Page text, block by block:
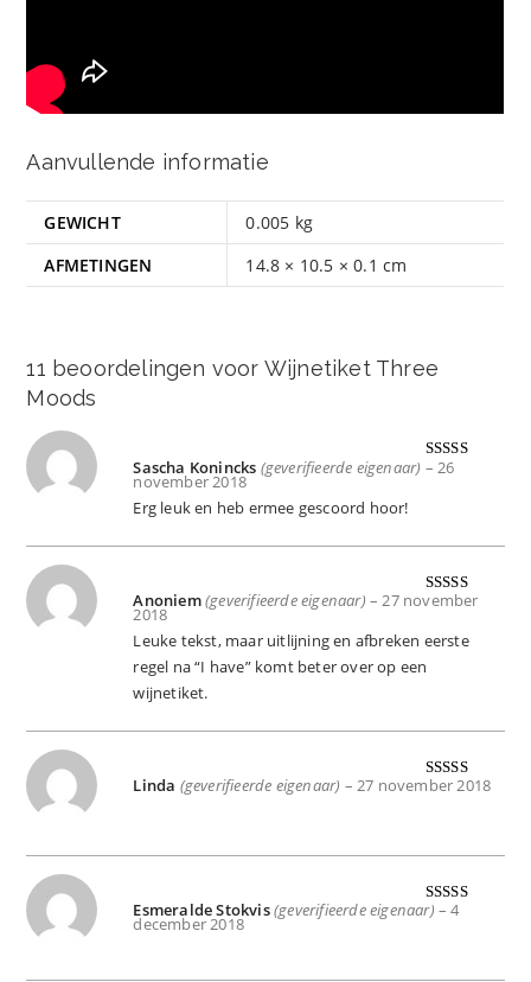
Aanvullende informatie
GEWICHT
0.005 kg
AFMETINGEN
14.8 × 10.5 × 0.1 cm
11 beoordelingen voor Wijnetiket Three
Moods
Gewaardeer
Sascha Konincks (geverifieerde eigenaar) – 26
november 2018
Erg leuk en heb ermee gescoord hoor!
Gewaard
5
Anoniem(geverifieerde eigenaar) – 27 november
2018
Leuke tekst, maar uitlijning en afbreken eerste
regel na “I have” komt beter over op een
wijnetiket.
Gewaardeer
Linda (geverifieerde eigenaar) – 27 november 2018
Gewaardeer
Esmeralde Stokvis(geverifieerde eigenaar) – 4
december 2018